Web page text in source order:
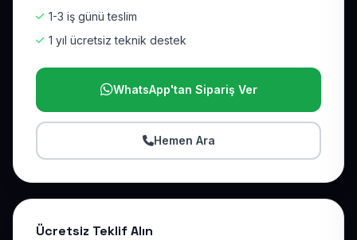
1-3 iş günü teslim
1 yıl ücretsiz teknik destek
WhatsApp'tan Sipariş Ver
Hemen Ara
Ücretsiz Teklif Alın